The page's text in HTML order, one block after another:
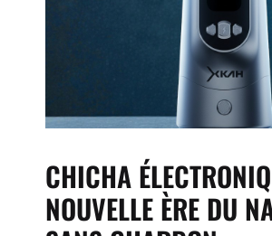
CHICHA
NOUVELLE ÈRE DU